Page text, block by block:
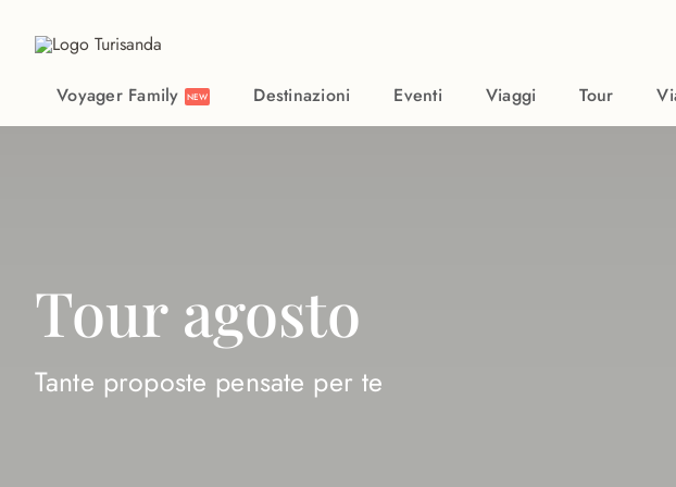
Voyager Family NEW Destinazioni Eventi Viaggi Tour
Tour agosto
Tante proposte pensate per te